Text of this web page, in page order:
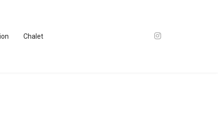
Chalet